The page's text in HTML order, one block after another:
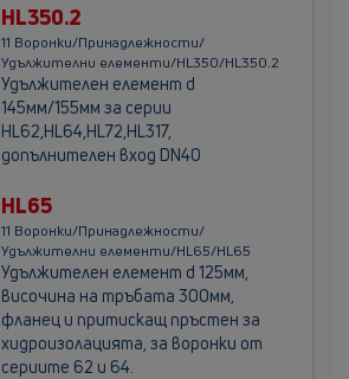
HL350.2
11 Воронки/Принадлежности/
Удължителни елементи/HL350/HL350.2
Удължителен елемент d
145мм/155мм за серии
HL62,HL64,HL72,HL317,
допълнителен вход DN40
HL65
11 Воронки/Принадлежности/
Удължителни елементи/HL65/HL65
Удължителен елемент d 125мм,
височина на тръбата 300мм,
фланец и притискащ пръстен за
хидроизолацията, за воронки от
сериите 62 и 64.